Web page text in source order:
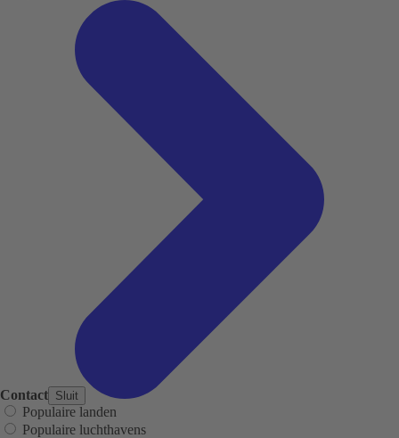
Contact Sluit
Populaire landen
Populaire luchthavens